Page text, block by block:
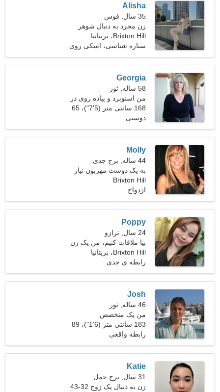
Alisha
35 سال, قوس
زن مجرد به دنبال شوهر
Brixton Hill، بریتانیا
ستاره شناسی، اسکی روی
آب
Georgia
58 ساله, ثور
من اسنوبرد و پیاده روی در
فضای باز را ترجیح می دهم
168 سانتی متر (5'7")، 65
کیلوگرم (143 پوند)
دوستی
Molly
44 ساله, برج جدی
به یک دوست مهربون نیاز
دارم
Brixton Hill
ازدواج
Poppy
24 سال, ترازو
بیا ملاقات کنیم، من یک زن
خجالتی هستم
Brixton Hill، بریتانیا
رابطه ی جدی
Josh
46 ساله, ثور
من یک متخصص
کایروپراکتیک هستم
183 سانتی متر (6'1")، 89
کیلوگرم (196 پوند)
رابطه واقعی
Katie
31 سال, برج حمل
زن به دنبال یک زوج 32-43